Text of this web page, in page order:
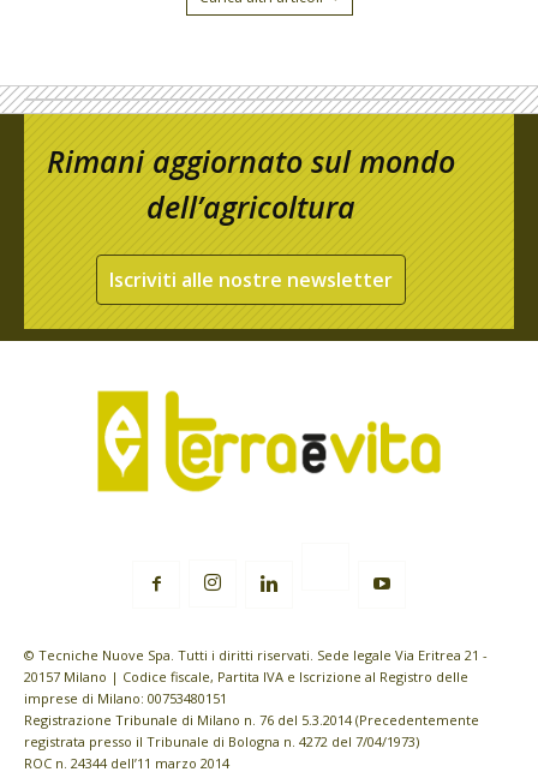
Rimani aggiornato sul mondo
dell’agricoltura
Iscriviti alle nostre newsletter
© Tecniche Nuove Spa. Tutti i diritti riservati. Sede legale Via Eritrea 21 -
20157 Milano | Codice fiscale, Partita IVA e Iscrizione al Registro delle
imprese di Milano: 00753480151
Registrazione Tribunale di Milano n. 76 del 5.3.2014 (Precedentemente
registrata presso il Tribunale di Bologna n. 4272 del 7/04/1973)
ROC n. 24344 dell’11 marzo 2014